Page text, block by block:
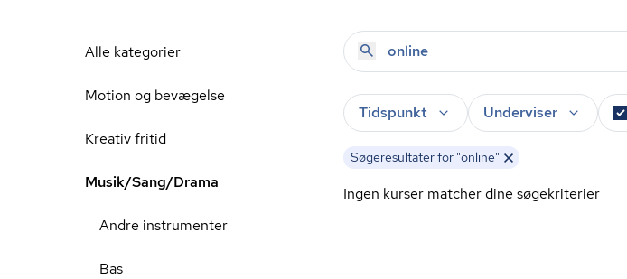
Alle kategorier
Motion og bevægelse
Kreativ fritid
Musik/Sang/Drama
Andre instrumenter
Bas
Tidspunkt Underviser
Søgeresultater for "online"
Ingen kurser matcher dine søgekriterier